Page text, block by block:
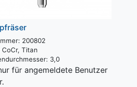
200802
CoCr, Titan
3,0
für angemeldete Benutzer